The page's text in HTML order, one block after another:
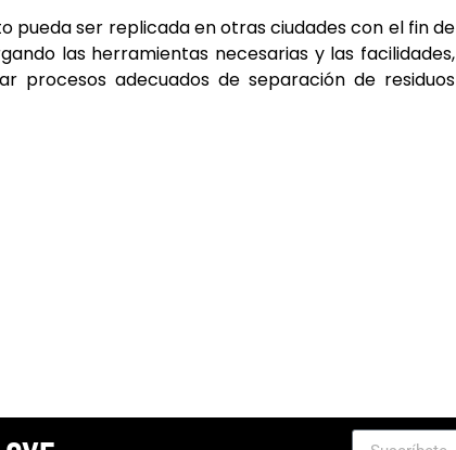
pueda ser replicada en otras ciudades con el fin de
las herramientas necesarias y las facilidades,
procesos adecuados de separación de residuos